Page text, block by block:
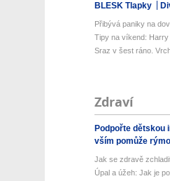
BLESK Tlapky
Přibývá paniky na
Tipy na víkend:
Sraz v šest ráno.
Zdraví
Podpořte dětskou
vším pomůže
Jak se zdravě
Úpal a úžeh: Jak je